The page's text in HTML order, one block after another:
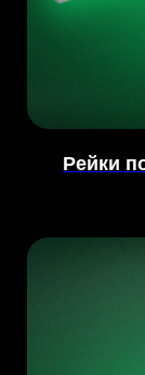
Рейки